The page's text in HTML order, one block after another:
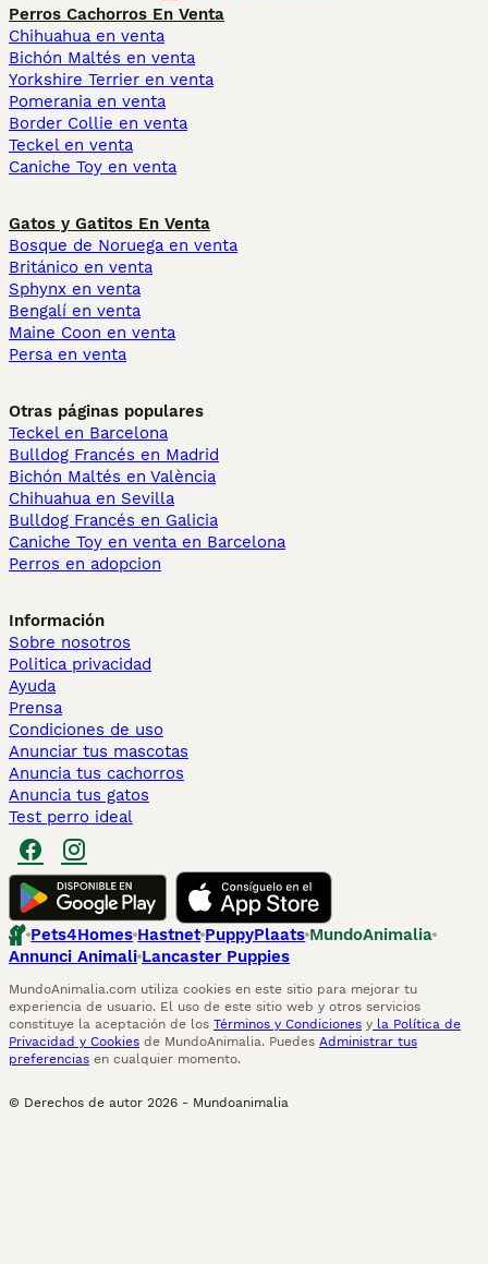
Perros Cachorros En Venta
Chihuahua en venta
Bichón Maltés en venta
Yorkshire Terrier en venta
Pomerania en venta
Border Collie en venta
Teckel en venta
Caniche Toy en venta
Gatos y Gatitos En Venta
Bosque de Noruega en venta
Británico en venta
Sphynx en venta
Bengalí en venta
Maine Coon en venta
Persa en venta
Otras páginas populares
Teckel en Barcelona
Bulldog Francés en Madrid
Bichón Maltés en València
Chihuahua en Sevilla
Bulldog Francés en Galicia
Caniche Toy en venta en Barcelona
Perros en adopcion
Información
Sobre nosotros
Politica privacidad
Ayuda
Prensa
Condiciones de uso
Anunciar tus mascotas
Anuncia tus cachorros
Anuncia tus gatos
Test perro ideal
Pets4Homes Hastnet PuppyPlaats MundoAnimalia
Annunci Animali Lancaster Puppies
MundoAnimalia.com utiliza cookies en este sitio para mejorar tu
experiencia de usuario. El uso de este sitio web y otros servicios
constituye la aceptación de los Términos y Condiciones y la Política de
Privacidad y Cookies de MundoAnimalia. Puedes Administrar tus
preferencias en cualquier momento.
© Derechos de autor 2026 - Mundoanimalia